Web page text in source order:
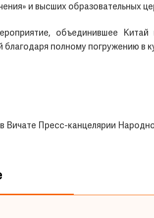
и высших образовательных
объединившее
благодаря полному погружению в
Вичате Пресс-канцелярии